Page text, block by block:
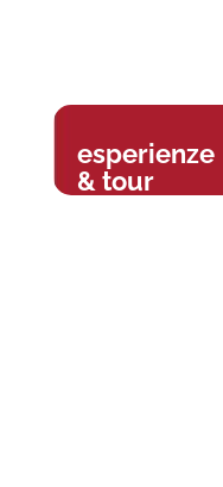
esperienze
& tour